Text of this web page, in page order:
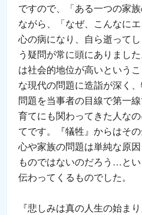
ですので、「ある一つの家
ながら、「なぜ、こんなに
心の病になり、自ら逝って
う疑問が常に頭にありまし
は社会的地位が高いという
な現代の問題に造詣が深く
問題を当事者の目線で第一
育てにも関わってきた人な
てです。『犠牲』からはそ
心や家族の問題は単純な原
ものではないのだろう…と
伝わってくるものでした。
『悲しみは真の人生の始ま